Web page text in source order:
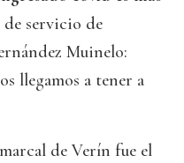
de servicio de
Muinelo:
llegamos a tener a
de Verín fue el